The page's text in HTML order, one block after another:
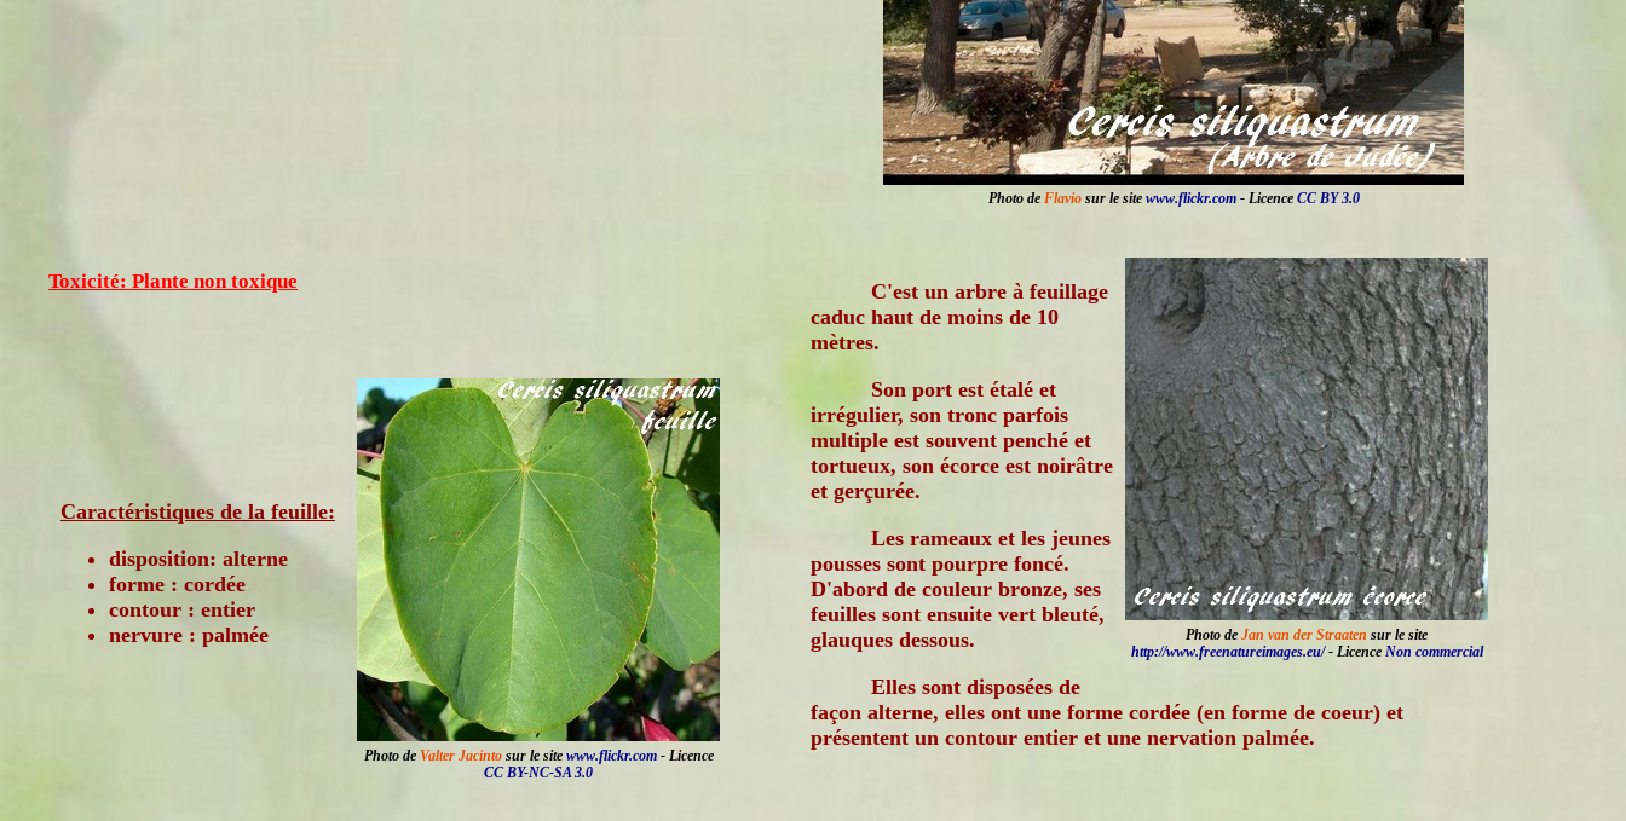
Photo de Flaviosur le site www.flickr.com- Licence CC BY 3.0
Toxicité: Plante non toxique
Photo de Jan van der Straaten sur le site
http://www.freenatureimages.eu/- Licence Non commercial
C'est un arbre à feuillage
caduc haut de moins de 10
mètres.
Son port est étalé et
irrégulier, son tronc parfois
multiple est souvent penché et
tortueux, son écorce est noirâtre
et gerçurée.
Les rameaux et les jeunes
pousses sont pourpre foncé.
D'abord de couleur bronze, ses
feuilles sont ensuite vert bleuté,
glauques dessous.
Elles sont disposées de
façon alterne, elles ont une forme cordée (en forme de coeur) et
présentent un contour entier et une nervation palmée.
Photo de Valter Jacintosur le site www.flickr.com- Licence
CC BY-NC-SA 3.0
Caractéristiques de la feuille:
disposition: alterne
forme : cordée
contour : entier
nervure : palmée